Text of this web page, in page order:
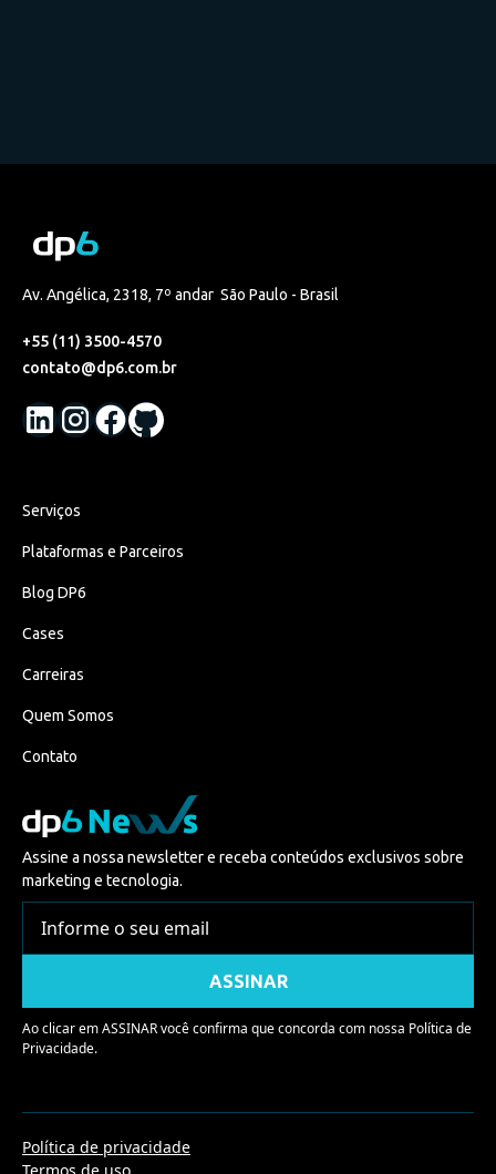
Av. Angélica, 2318, 7º andar São Paulo - Brasil
+55 (11) 3500-4570
contato@dp6.com.br
Serviços
Plataformas e Parceiros
Blog DP6
Cases
Carreiras
Quem Somos
Contato
Assine a nossa newsletter e receba conteúdos exclusivos sobre
marketing e tecnologia.
Ao clicar em ASSINAR você confirma que concorda com nossa Política de
Privacidade.
Política de privacidade